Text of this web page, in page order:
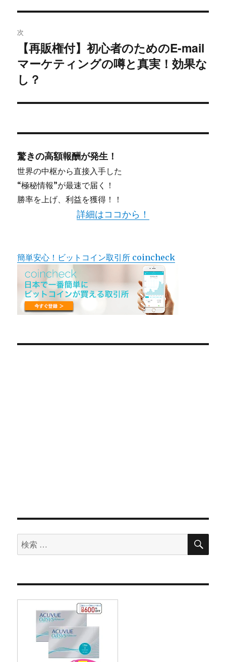
シ
ョ
ン
次
の
投
稿:
【再販権付】初心者のためのE-mail
マーケティングの噂と真実！効果な
し？
驚きの高額報酬が発生！
世界の中枢から直接入手した
“極秘情報”が最速で届く！
勝率を上げ、利益を獲得！！
詳細はココから！
簡単安心！ビットコイン取引所 coincheck
検
索
象:
検